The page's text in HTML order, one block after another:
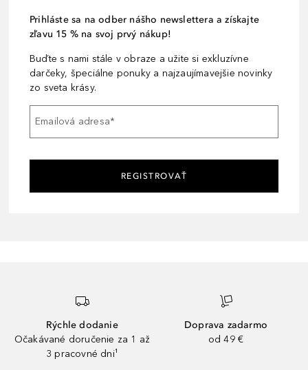
Prihláste sa na odber nášho newslettera a získajte
zľavu 15 % na svoj prvý nákup!
Buďte s nami stále v obraze a užite si exkluzívne
darčeky, špeciálne ponuky a najzaujímavejšie novinky
zo sveta krásy.
Emailová adresa*
REGISTROVAŤ
Rýchle dodanie
Očakávané doručenie za 1 až
3 pracovné dni¹
Doprava zadarmo
od 49 €